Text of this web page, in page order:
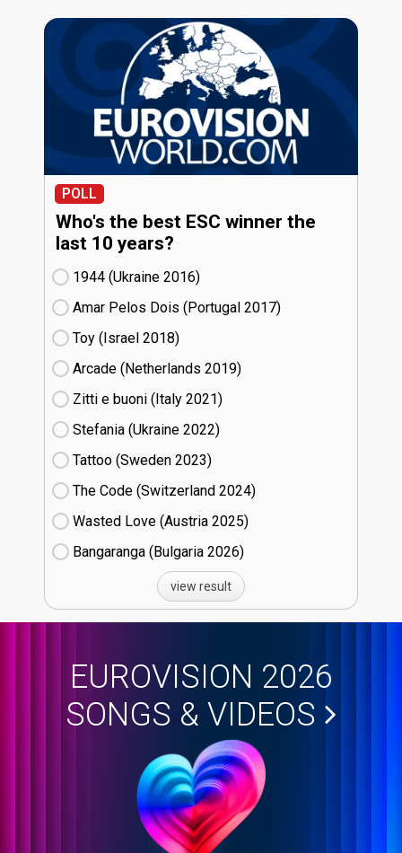
POLL
Who's the best ESC winner the
last 10 years?
1944 (Ukraine
16)
Amar Pelos Dois (Portugal
17)
Toy (Israel
18)
Arcade (Netherlands
19)
Zitti e buoni​ (Italy
21)
Stefania (Ukraine
22)
Tattoo (Sweden
23)
The Code (Switzerland
24)
Wasted Love (Austria
25)
Bangaranga (Bulgaria
26)
view result
EUROVISION 2026
SONGS & VIDEOS